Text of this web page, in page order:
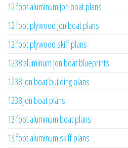
12 foot aluminum jon boat plans
12 foot plywood jon boat plans
12 foot plywood skiff plans
1238 aluminum jon boat blueprints
1238 jon boat building plans
1238 jon boat plans
13 foot aluminum boat plans
13 foot aluminum skiff plans